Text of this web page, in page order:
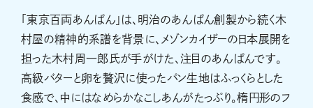
「東京百両あんぱん」は、明治のあんぱん創製から続く木
村屋の精神的系譜を背景に、メゾンカイザーの日本展開を
担った木村周一郎氏が手がけた、注目のあんぱんです。
高級バターと卵を贅沢に使ったパン生地はふっくらとした
食感で、中にはなめらかなこしあんがたっぷり。楕円形のフ